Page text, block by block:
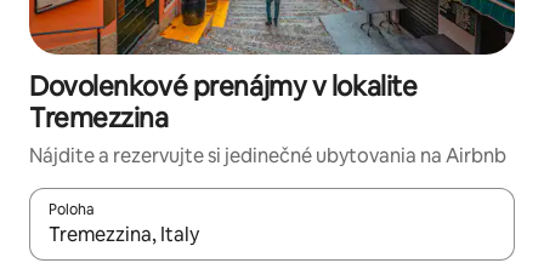
Dovolenkové prenájmy v lokalite
Tremezzina
Nájdite a rezervujte si jedinečné ubytovania na Airbnb
Poloha
Keď budú výsledky k dispozícii, môžete si ich prechádzať